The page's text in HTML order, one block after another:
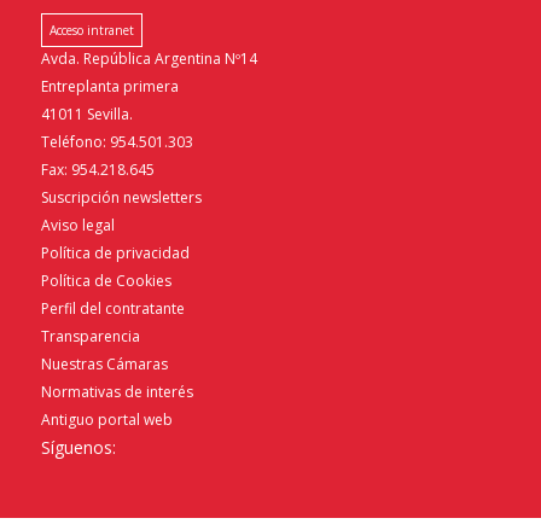
Acceso intranet
Avda. República Argentina Nº14
Entreplanta primera
41011 Sevilla.
Teléfono: 954.501.303
Fax: 954.218.645
Suscripción newsletters
Aviso legal
Política de privacidad
Política de Cookies
Perfil del contratante
Transparencia
Nuestras Cámaras
Normativas de interés
Antiguo portal web
Síguenos: